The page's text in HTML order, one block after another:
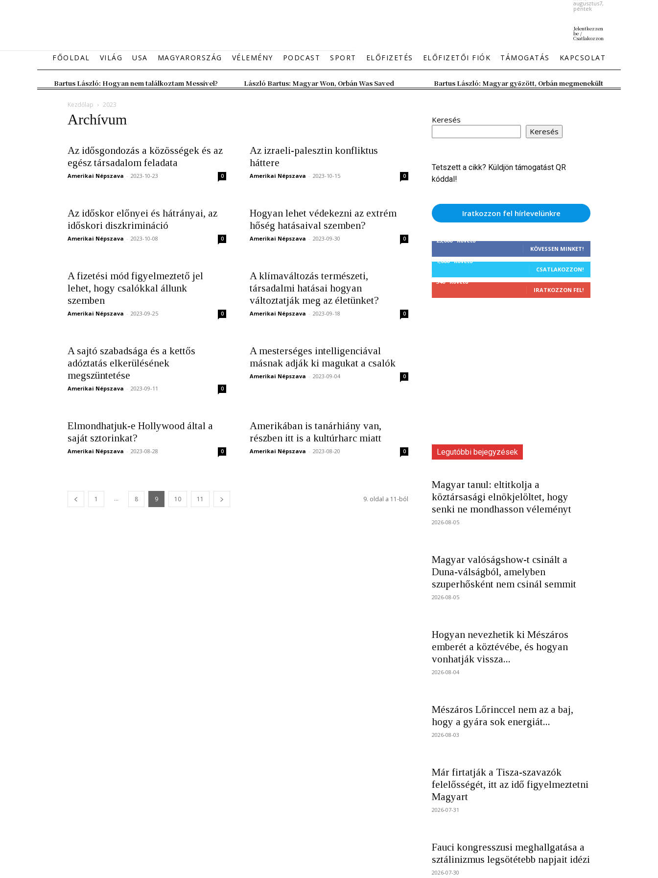
augusztus7,
péntek
Jelentkezzen
be /
Csatlakozzon
FŐOLDAL VILÁG USA MAGYARORSZÁG VÉLEMÉNY PODCAST SPORT ELŐFIZETÉS ELŐFIZETŐI FIÓK TÁMOGATÁS KAPCSOLAT
Bartus László: Hogyan nem találkoztam Messivel? László Bartus: Magyar Won, Orbán Was Saved Bartus László: Magyar győzött, Orbán megmenekült
Kezdőlap 2023
Archívum
Az idősgondozás a közösségek és az
egész társadalom feladata
Amerikai Népszava - 2023-10-23 0
Az izraeli-palesztin konfliktus
háttere
Amerikai Népszava - 2023-10-15 0
Az időskor előnyei és hátrányai, az
időskori diszkrimináció
Amerikai Népszava - 2023-10-08 0
Hogyan lehet védekezni az extrém
hőség hatásaival szemben?
Amerikai Népszava - 2023-09-30 0
A fizetési mód figyelmeztető jel
lehet, hogy csalókkal állunk
szemben
Amerikai Népszava - 2023-09-25 0
A klímaváltozás természeti,
társadalmi hatásai hogyan
változtatják meg az életünket?
Amerikai Népszava - 2023-09-18 0
A sajtó szabadsága és a kettős
adóztatás elkerülésének
megszüntetése
Amerikai Népszava - 2023-09-11 0
A mesterséges intelligenciával
másnak adják ki magukat a csalók
Amerikai Népszava - 2023-09-04 0
Elmondhatjuk-e Hollywood által a
saját sztorinkat?
Amerikai Népszava - 2023-08-28 0
Amerikában is tanárhiány van,
részben itt is a kultúrharc miatt
Amerikai Népszava - 2023-08-20 0
1 ... 8 9 10 11 9. oldal a 11-ból
Keresés
Keresés
Tetszett a cikk? Küldjön támogatást QR
kóddal!
Iratkozzon fel hírlevelünkre
25,000 Követő
KÖVESSEN MINKET!
1,000 Követő
CSATLAKOZZON!
340 Követő
IRATKOZZON FEL!
Legutóbbi bejegyzések
Magyar tanul: eltitkolja a
köztársasági elnökjelöltet, hogy
senki ne mondhasson véleményt
2026-08-05
Magyar valóságshow-t csinált a
Duna-válságból, amelyben
szuperhősként nem csinál semmit
2026-08-05
Hogyan nevezhetik ki Mészáros
emberét a köztévébe, és hogyan
vonhatják vissza...
2026-08-04
Mészáros Lőrinccel nem az a baj,
hogy a gyára sok energiát...
2026-08-03
Már firtatják a Tisza-szavazók
felelősségét, itt az idő figyelmeztetni
Magyart
2026-07-31
Fauci kongresszusi meghallgatása a
sztálinizmus legsötétebb napjait idézi
2026-07-30